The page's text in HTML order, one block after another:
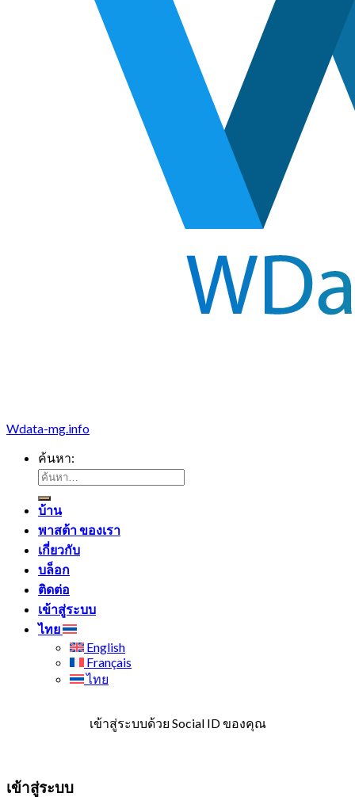
Wdata-mg.info
ค้นหา:
บ้าน
พาสต้า ของเรา
เกี่ยวกับ
บล็อก
ติดต่อ
เข้าสู่ระบบ
ไทย
English
Français
ไทย
เข้าสู่ระบบด้วย Social ID ของคุณ
เข้าสู่ระบบ